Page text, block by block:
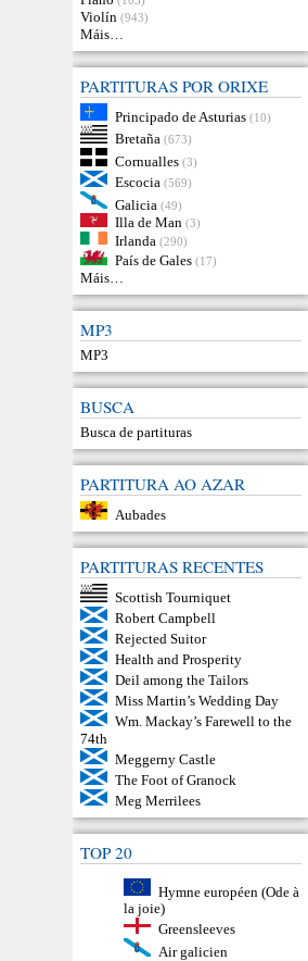
Violín (943)
Máis…
PARTITURAS POR ORIXE
Principado de Asturias (10)
Bretaña (673)
Cornualles (3)
Escocia (569)
Galicia (49)
Illa de Man (3)
Irlanda (290)
País de Gales (17)
Máis…
MP3
MP3
BUSCA
Busca de partituras
PARTITURA AO AZAR
Aubades
PARTITURAS RECENTES
Scottish Tourniquet
Robert Campbell
Rejected Suitor
Health and Prosperity
Deil among the Tailors
Miss Martin’s Wedding Day
Wm. Mackay’s Farewell to the
74th
Meggerny Castle
The Foot of Granock
Meg Merrilees
TOP 20
Hymne européen (Ode à
la joie)
Greensleeves
Air galicien